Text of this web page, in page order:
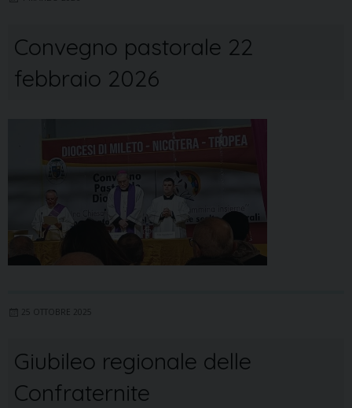
Convegno pastorale 22
febbraio 2026
25 OTTOBRE 2025
Giubileo regionale delle
Confraternite